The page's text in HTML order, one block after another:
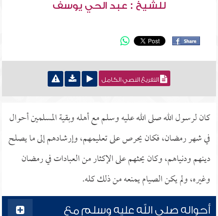
للشيخ : عبد الحي يوسف
التفريغ النصي الكامل
كان لرسول الله صلى الله عليه وسلم مع أهله وبقية المسلمين أحوال
في شهر رمضان، فكان يحرص على تعليمهم، وإرشادهم إلى ما يصلح
دينهم ودنياهم، وكان يحثهم على الإكثار من العبادات في رمضان
وغيره، ولم يكن الصيام يمنعه من ذلك كله.
أحواله صلى الله عليه وسلم مع